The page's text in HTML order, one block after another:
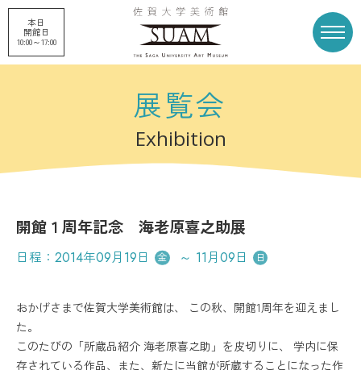
本日
開館日
10:00～17:00
展覧会
申請企画展 プロジェクト
刊行物 収蔵品
お知らせ アクセス
展覧会
Exhibition
開館１周年記念 海老原喜之助展
日程： 2014年09月19日 金 ～ 11月09日 日
おかげさまで佐賀大学美術館は、 この秋、開館1周年を迎えまし
た。
このたびの「所蔵品紹介 海老原喜之助」を皮切りに、 学内に保
存されている作品、また、新たに当館が所蔵することになった作